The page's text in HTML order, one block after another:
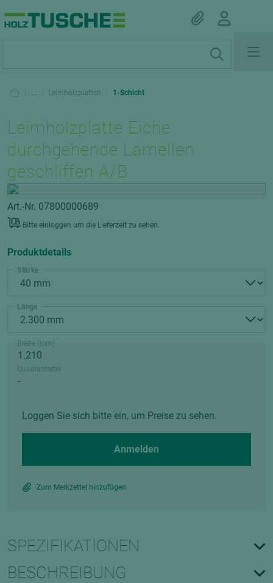
... Leimholzplatten 1-Schicht
Leimholzplatte Eiche
durchgehende Lamellen
geschliffen A/B
Art.-Nr. 07800000689
Bitte einloggen um die Lieferzeit zu sehen.
Produktdetails
Stärke
Länge
Breite (mm)
Quadratmeter
Loggen Sie sich bitte ein, um Preise zu sehen.
Anmelden
Zum Merkzettel hinzufügen
SPEZIFIKATIONEN
BESCHREIBUNG